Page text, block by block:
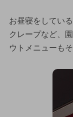
お昼寝をしてい
クレープなど、
ウトメニューもそ